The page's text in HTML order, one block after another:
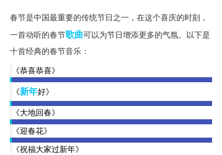
春节是中国最重要的传统节日之一，在这个喜庆的时刻，
一首动听的春节歌曲可以为节日增添更多的气氛。以下是
十首经典的春节音乐：
《恭喜恭喜》
《新年好》
《大地回春》
《迎春花》
《祝福大家过新年》